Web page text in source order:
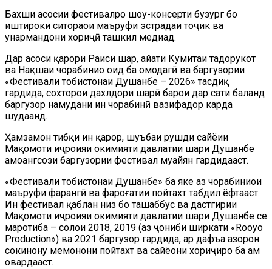
Бахши асосии фестивалро шоу-консерти бузург бо
иштироки ситораҳои маъруфи эстрадаи тоҷик ва
ҳунармандони хориҷӣ ташкил медиҳад.
Дар асоси қарори Раиси шаҳр, ҳайати Кумитаи тадорукот
ва Нақшаи чорабиниҳо оид ба омодагӣ ва баргузории
«Фестивали тобистонаи Душанбе – 2026» тасдиқ
гардида, сохторҳои дахлдори шаҳрӣ барои дар сатҳи баланд
баргузор намудани ин чорабинӣ вазифадор карда
шудаанд.
Ҳамзамон тибқи ин қарор, шуъбаи рушди сайёҳии
Мақомоти иҷроияи ҳокимияти давлатии шаҳри Душанбе
ҳамоҳангсози баргузории фестивал муайян гардидааст.
«Фестивали тобистонаи Душанбе» ба яке аз чорабиниҳои
маъруфи фарҳангӣ ва фароғатии пойтахт табдил ёфтааст.
Ин фестивал қаблан низ бо ташаббус ва дастгирии
Мақомоти иҷроияи ҳокимияти давлатии шаҳри Душанбе се
маротиба – солҳои 2018, 2019 (аз ҷониби ширкати «Rooyo
Production») ва 2021 баргузор гардида, ҳар дафъа ҳазорон
сокинону меҳмонони пойтахт ва сайёҳони хориҷиро ба ҳам
овардааст.